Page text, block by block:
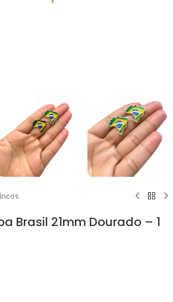
Brasil 21mm Dourado – 1